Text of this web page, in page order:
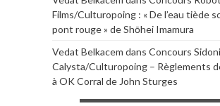
Films/Culturopoing : « De l’eau tiède
pont rouge » de Shōhei Imamura
Vedat Belkacem dans Concours
Calysta/Culturopoing – Règlements
à OK Corral de John Sturges